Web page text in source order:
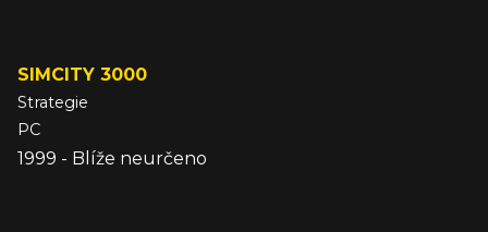
SIMCITY 3000
Strategie
PC
1999 - Blíže neurčeno